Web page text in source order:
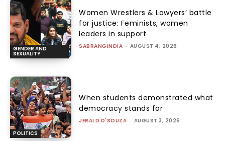
GENDER AND
SEXUALITY
Women Wrestlers & Lawyers’ battle
for justice: Feminists, women
leaders in support
SABRANGINDIA - AUGUST 4, 2026
POLITICS
When students demonstrated what
democracy stands for
JERALD D'SOUZA - AUGUST 3, 2026